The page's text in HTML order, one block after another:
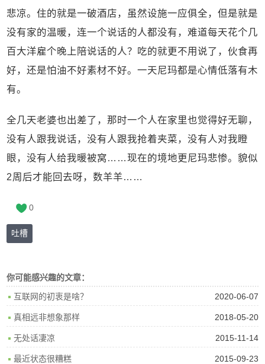
悲凉。住的就是一破酒店，虽然设施一应俱全，但是就是
没有家的温暖，连一个说话的人都没有，难道每天花个几
百大洋雇个晚上陪说话的人？吃的就更不用说了，伙食再
好，还是怕油不好素材不好。一天尼玛都是心情低落有木
有。
全几天老婆也出差了，那时一个人在家里也觉得好无聊，
没有人跟我说话，没有人跟我抢着夹菜，没有人对我瞪
眼，没有人给我暖被窝……现在的境地更尼玛悲惨。貌似
2周后才能回去呀，数羊羊……
0
吐槽
你可能感兴趣的文章：
2020-06-07
互联网的初衷是啥？
2018-05-20
真相远非想象那样
2015-11-14
无处话凄凉
2015-09-23
最近状态很糟糕